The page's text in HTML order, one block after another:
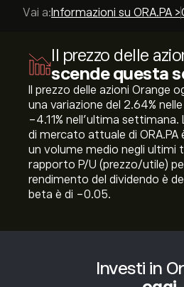
Investi in
Vai a: Informazioni su ORA.PA >
Il prezzo delle
scende questa
Il prezzo delle azioni Orange
una variazione del ‎2.64‎%
‎-4.11‎% nell'ultima settimana.
di mercato attuale di
un volume medio negli ultimi
rapporto P/U (prezzo/utile)
rendimento del dividendo è
beta è di -0.05.